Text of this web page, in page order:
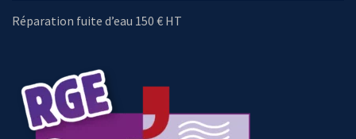
Réparation fuite d’eau 150 € HT